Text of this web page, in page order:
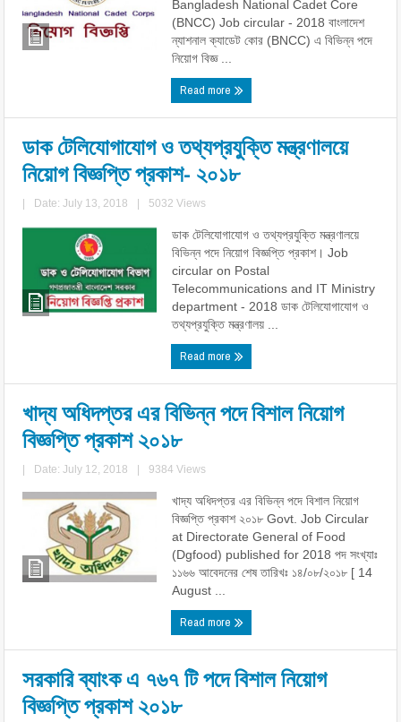
Bangladesh National Cadet Core
(BNCC) Job circular - 2018 বাংলাদেশ
ন্যাশনাল ক্যাডেট কোর (BNCC) এ বিভিন্ন পদে
নিয়োগ বিজ্ঞ ...
Read more
ডাক টেলিযোগাযোগ ও তথ্যপ্রযুক্তি মন্ত্রণালয়ে
নিয়োগ বিজ্ঞপ্তি প্রকাশ- ২০১৮
Date: July 13, 2018 5032 Views
ডাক টেলিযোগাযোগ ও তথ্যপ্রযুক্তি মন্ত্রণালয়ে
বিভিন্ন পদে নিয়োগ বিজ্ঞপ্তি প্রকাশ। Job
circular on Postal
Telecommunications and IT Ministry
department - 2018 ডাক টেলিযোগাযোগ ও
তথ্যপ্রযুক্তি মন্ত্রণালয় ...
Read more
খাদ্য অধিদপ্তর এর বিভিন্ন পদে বিশাল নিয়োগ
বিজ্ঞপ্তি প্রকাশ ২০১৮
Date: July 12, 2018 9384 Views
খাদ্য অধিদপ্তর এর বিভিন্ন পদে বিশাল নিয়োগ
বিজ্ঞপ্তি প্রকাশ ২০১৮ Govt. Job Circular
at Directorate General of Food
(Dgfood) published for 2018 পদ সংখ্যাঃ
১১৬৬ আবেদনের শেষ তারিখঃ ১৪/০৮/২০১৮ [ 14
August ...
Read more
সরকারি ব্যাংক এ ৭৬৭ টি পদে বিশাল নিয়োগ
বিজ্ঞপ্তি প্রকাশ ২০১৮